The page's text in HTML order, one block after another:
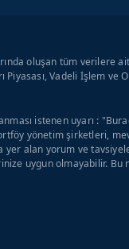
oluşan tüm verilere
Vadeli İşlem ve
istenen uyarı :
yönetim şirketleri,
yer alan yorum ve
uygun olmayabilir.